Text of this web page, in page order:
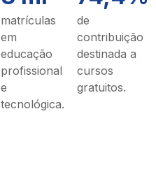
matrículas
em
educação
profissional
e
tecnológica.
de
contribuição
destinada a
cursos
gratuitos.